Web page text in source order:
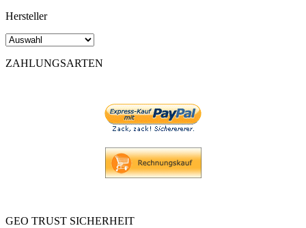
Hersteller
ZAHLUNGSARTEN
GEO TRUST SICHERHEIT